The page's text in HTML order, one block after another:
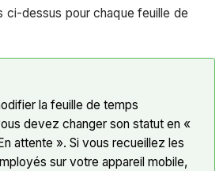
ci-dessus pour chaque feuille de
la feuille de temps
devez changer son statut en «
attente ». Si vous recueillez les
sur votre appareil mobile,